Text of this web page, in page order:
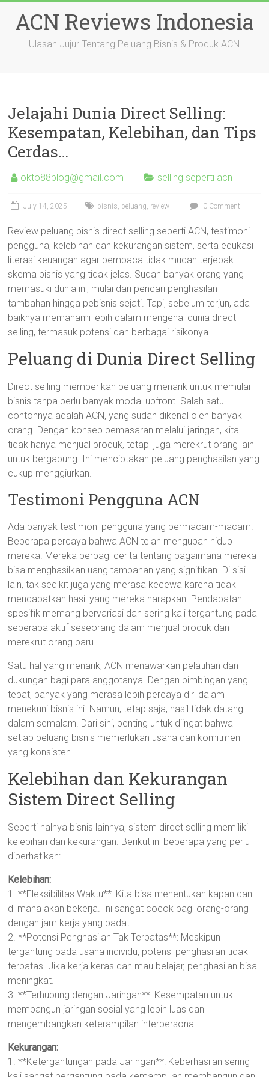
contentACN Reviews Indonesia
Ulasan Jujur Tentang Peluang Bisnis & Produk ACN
Jelajahi Dunia Direct Selling:
Kesempatan, Kelebihan, dan Tips
Cerdas…
okto88blog@gmail.com selling seperti acn
July 14, 2025 bisnis, peluang, review 0 Comment
Review peluang bisnis direct selling seperti ACN, testimoni
pengguna, kelebihan dan kekurangan sistem, serta edukasi
literasi keuangan agar pembaca tidak mudah terjebak
skema bisnis yang tidak jelas. Sudah banyak orang yang
memasuki dunia ini, mulai dari pencari penghasilan
tambahan hingga pebisnis sejati. Tapi, sebelum terjun, ada
baiknya memahami lebih dalam mengenai dunia direct
selling, termasuk potensi dan berbagai risikonya.
Peluang di Dunia Direct Selling
Direct selling memberikan peluang menarik untuk memulai
bisnis tanpa perlu banyak modal upfront. Salah satu
contohnya adalah ACN, yang sudah dikenal oleh banyak
orang. Dengan konsep pemasaran melalui jaringan, kita
tidak hanya menjual produk, tetapi juga merekrut orang lain
untuk bergabung. Ini menciptakan peluang penghasilan yang
cukup menggiurkan.
Testimoni Pengguna ACN
Ada banyak testimoni pengguna yang bermacam-macam.
Beberapa percaya bahwa ACN telah mengubah hidup
mereka. Mereka berbagi cerita tentang bagaimana mereka
bisa menghasilkan uang tambahan yang signifikan. Di sisi
lain, tak sedikit juga yang merasa kecewa karena tidak
mendapatkan hasil yang mereka harapkan. Pendapatan
spesifik memang bervariasi dan sering kali tergantung pada
seberapa aktif seseorang dalam menjual produk dan
merekrut orang baru.
Satu hal yang menarik, ACN menawarkan pelatihan dan
dukungan bagi para anggotanya. Dengan bimbingan yang
tepat, banyak yang merasa lebih percaya diri dalam
menekuni bisnis ini. Namun, tetap saja, hasil tidak datang
dalam semalam. Dari sini, penting untuk diingat bahwa
setiap peluang bisnis memerlukan usaha dan komitmen
yang konsisten.
Kelebihan dan Kekurangan
Sistem Direct Selling
Seperti halnya bisnis lainnya, sistem direct selling memiliki
kelebihan dan kekurangan. Berikut ini beberapa yang perlu
diperhatikan:
Kelebihan:
1. **Fleksibilitas Waktu**: Kita bisa menentukan kapan dan
di mana akan bekerja. Ini sangat cocok bagi orang-orang
dengan jam kerja yang padat.
2. **Potensi Penghasilan Tak Terbatas**: Meskipun
tergantung pada usaha individu, potensi penghasilan tidak
terbatas. Jika kerja keras dan mau belajar, penghasilan bisa
meningkat.
3. **Terhubung dengan Jaringan**: Kesempatan untuk
membangun jaringan sosial yang lebih luas dan
mengembangkan keterampilan interpersonal.
Kekurangan:
1. **Ketergantungan pada Jaringan**: Keberhasilan sering